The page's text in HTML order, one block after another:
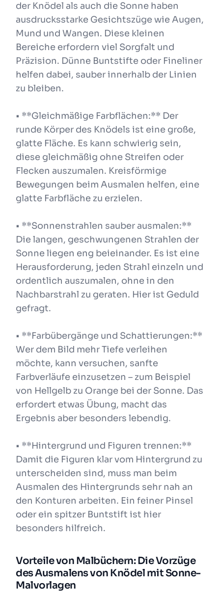
der Knödel als auch die Sonne haben
ausdrucksstarke Gesichtszüge wie Augen,
Mund und Wangen. Diese kleinen
Bereiche erfordern viel Sorgfalt und
Präzision. Dünne Buntstifte oder Fineliner
helfen dabei, sauber innerhalb der Linien
zu bleiben.
• **Gleichmäßige Farbflächen:** Der
runde Körper des Knödels ist eine große,
glatte Fläche. Es kann schwierig sein,
diese gleichmäßig ohne Streifen oder
Flecken auszumalen. Kreisförmige
Bewegungen beim Ausmalen helfen, eine
glatte Farbfläche zu erzielen.
• **Sonnenstrahlen sauber ausmalen:**
Die langen, geschwungenen Strahlen der
Sonne liegen eng beieinander. Es ist eine
Herausforderung, jeden Strahl einzeln und
ordentlich auszumalen, ohne in den
Nachbarstrahl zu geraten. Hier ist Geduld
gefragt.
• **Farbübergänge und Schattierungen:**
Wer dem Bild mehr Tiefe verleihen
möchte, kann versuchen, sanfte
Farbverläufe einzusetzen – zum Beispiel
von Hellgelb zu Orange bei der Sonne. Das
erfordert etwas Übung, macht das
Ergebnis aber besonders lebendig.
• **Hintergrund und Figuren trennen:**
Damit die Figuren klar vom Hintergrund zu
unterscheiden sind, muss man beim
Ausmalen des Hintergrunds sehr nah an
den Konturen arbeiten. Ein feiner Pinsel
oder ein spitzer Buntstift ist hier
besonders hilfreich.
Vorteile von Malbüchern: Die Vorzüge
des Ausmalens von Knödel mit Sonne-
Malvorlagen